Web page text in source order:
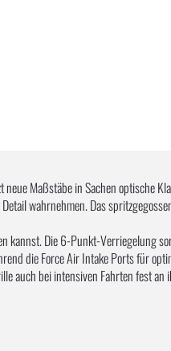
Maßstäbe in Sachen optische
wahrnehmen. Das
kannst. Die 6-Punkt-Verriegelung
die Force Air Intake Ports für
auch bei intensiven Fahrten fest an